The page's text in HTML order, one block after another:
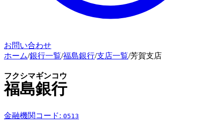
お問い合わせ
ホーム/銀行一覧/福島銀行/支店一覧/芳賀支店
福島銀行
フクシマギンコウ
金融機関コード: 0513